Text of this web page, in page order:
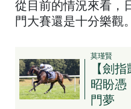
從目前的情況來看，
門大賽還是十分樂觀。
莫瑾賢
【劍
昭盼憑
門夢